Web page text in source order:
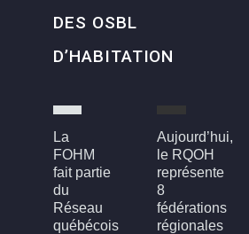
DES OSBL
D’HABITATION
La
FOHM
fait partie
du
Réseau
québécois
Aujourd’hui,
le RQOH
représente
8
fédérations
régionales